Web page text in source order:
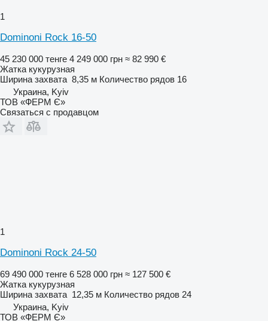
1
Dominoni Rock 16-50
45 230 000 тенге 4 249 000 грн ≈ 82 990 €
Жатка кукурузная
Ширина захвата 8,35 м Количество рядов 16
Украина, Kyiv
ТОВ «ФЕРМ Є»
Связаться с продавцом
1
Dominoni Rock 24-50
69 490 000 тенге 6 528 000 грн ≈ 127 500 €
Жатка кукурузная
Ширина захвата 12,35 м Количество рядов 24
Украина, Kyiv
ТОВ «ФЕРМ Є»